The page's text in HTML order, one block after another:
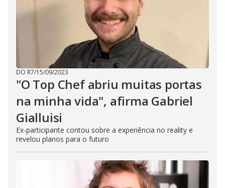
DO R7/15/09/2023
"O Top Chef abriu muitas portas
na minha vida", afirma Gabriel
Gialluisi
Ex-participante contou sobre a experiência no reality e
revelou planos para o futuro